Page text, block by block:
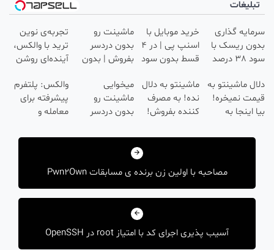
گذاری
ریسک با
سود 38 درصد
خرید موبایل با
اسنپ پی | در ۴
قسط بدون سود
ماشینت رو
بدون دردسر
بفروش | بدون
تجربه‌ی نوین
ترید با والکس،
آینده‌ای روشن
شماست
ماشینتو به
نمیخره!
اینجا به
ماشینتو به دلال
نده! به مصرف
کننده بفروش!
یک تماس
میخوایی
ماشینت رو
بدون دردسر
کمیسیون
والکس: پلتفرم
پیشرفته برای
معامله و
ایمن
مصاحبه با اولین زن برنده ی مسابقات Pwn2Own
آسیب پذیری اجرای کد با امتیاز root در OpenSSH